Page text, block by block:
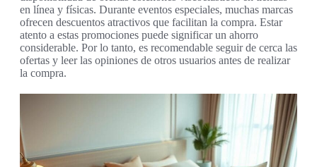
en línea y físicas. Durante eventos especiales, muchas marcas
ofrecen descuentos atractivos que facilitan la compra. Estar
atento a estas promociones puede significar un ahorro
considerable. Por lo tanto, es recomendable seguir de cerca las
ofertas y leer las opiniones de otros usuarios antes de realizar
la compra.